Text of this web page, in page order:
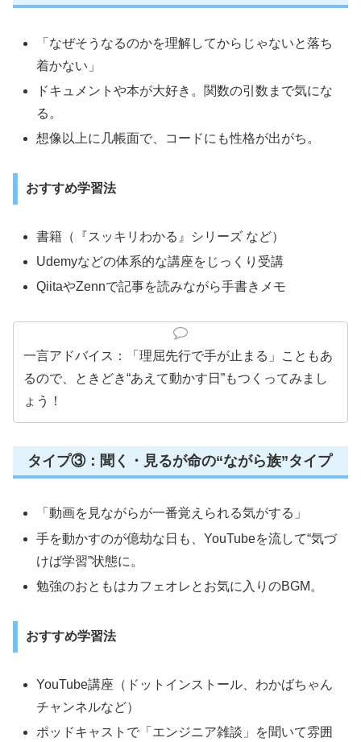
「なぜそうなるのかを理解してからじゃないと落ち
着かない」
ドキュメントや本が大好き。関数の引数まで気にな
る。
想像以上に几帳面で、コードにも性格が出がち。
おすすめ学習法
書籍（『スッキリわかる』シリーズ など）
Udemyなどの体系的な講座をじっくり受講
QiitaやZennで記事を読みながら手書きメモ
一言アドバイス：「理屈先行で手が止まる」こともあ
るので、ときどき“あえて動かす日”もつくってみまし
ょう！
タイプ③：聞く・見るが命の“ながら族”タイプ
「動画を見ながらが一番覚えられる気がする」
手を動かすのが億劫な日も、YouTubeを流して“気づ
けば学習”状態に。
勉強のおともはカフェオレとお気に入りのBGM。
おすすめ学習法
YouTube講座（ドットインストール、わかばちゃん
チャンネルなど）
ポッドキャストで「エンジニア雑談」を聞いて雰囲